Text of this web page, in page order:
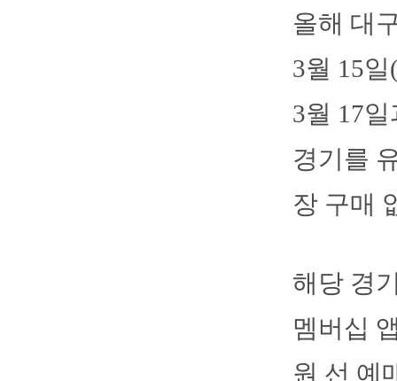
올해 대
3월 15
3월 17
경기를
장 구매
해당 경
멤버십
원 선 예